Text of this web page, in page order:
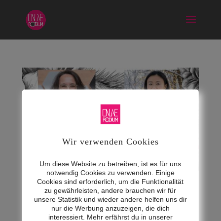
EspressoTalk mit Xiao Chen
Dez. 17, 2025|EspressoTalk neue Technologien
Wir verwenden Cookies
Um diese Website zu betreiben, ist es für uns
notwendig Cookies zu verwenden. Einige
Cookies sind erforderlich, um die Funktionalität
zu gewährleisten, andere brauchen wir für
unsere Statistik und wieder andere helfen uns dir
nur die Werbung anzuzeigen, die dich
interessiert. Mehr erfährst du in unserer